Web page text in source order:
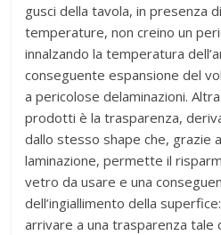
gusci della tavola, in presenza
temperature, non creino un
innalzando la temperatura
conseguente espansione del
a pericolose delaminazioni.
prodotti è la trasparenza,
dallo stesso shape che, grazie
laminazione, permette il
vetro da usare e una
dell’ingiallimento della
arrivare a una trasparenza tale